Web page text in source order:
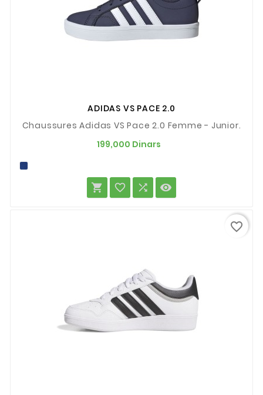
ADIDAS VS PACE 2.0
Chaussures Adidas VS Pace 2.0 Femme - Junior.
199,000 Dinars
   
favorite_border